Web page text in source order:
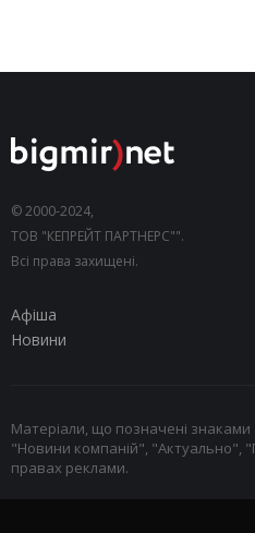
© 2000-2024,
ТОВ "КЕПРЕЙТ ПАРТНЕРС"".
Всі права захищені.
Афіша
Новини
Матеріали, що позначені
"Новини компаній", "Актуально",
правах реклами.